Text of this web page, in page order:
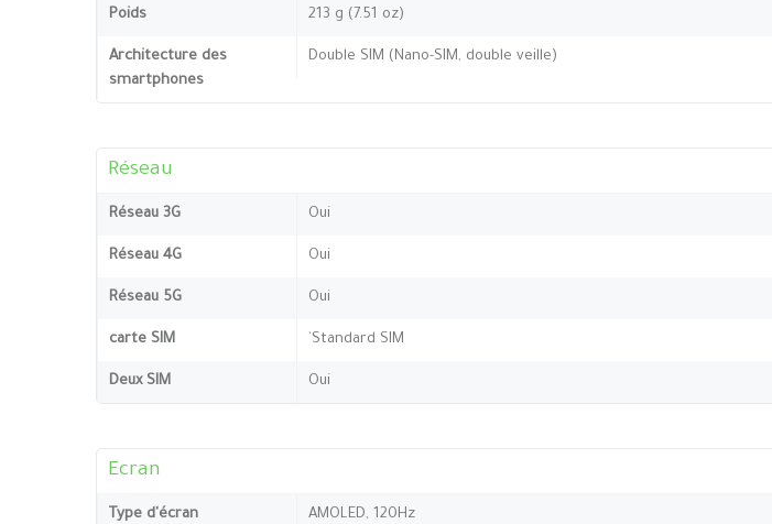
Poids 213 g (7.51 oz)
Architecture des
smartphones
Double SIM (Nano-SIM, double veille)
Réseau
Réseau 3G Oui
Réseau 4G Oui
Réseau 5G Oui
carte SIM `Standard SIM
Deux SIM Oui
Ecran
Type d'écran AMOLED, 120Hz